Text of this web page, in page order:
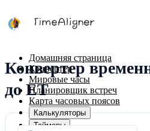
Домашняя страница
Конвертер
Мировые часы
Планировщик встреч
Карта часовых поясов
Калькуляторы
Таймеры
Конвертер
до ET